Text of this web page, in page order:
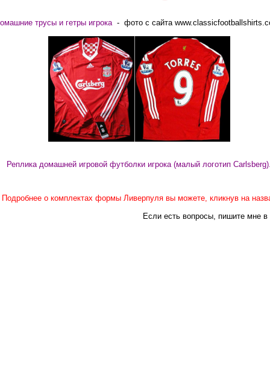
трусы и гетры игрока- фото с сайта
Реплика домашней игровой футболки игрока (малый логотип
Подробнее о комплектах формы Ливерпуля вы можете, кликнув на
Если есть вопросы, пишите мне